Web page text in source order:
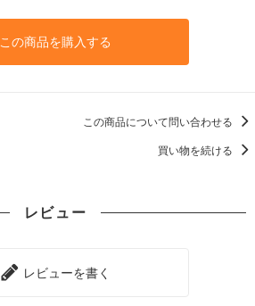
この商品を購入する
この商品について問い合わせる
買い物を続ける
レビュー
レビューを書く